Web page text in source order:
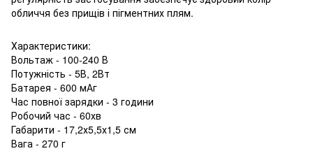
обличчя без прищів і пігментних плям.
Характеристики:
Вольтаж - 100-240 В
Потужність - 5В, 2Вт
Батарея - 600 мАг
Час повної зарядки - 3 години
Робочий час - 60хв
Габарити - 17,2х5,5х1,5 см
Вага - 270 г